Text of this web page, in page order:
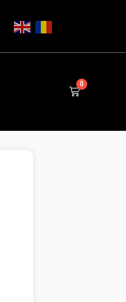
0
Cart